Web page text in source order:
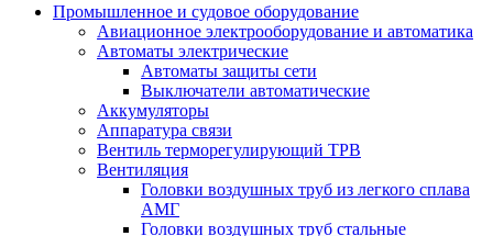
Промышленное и судовое оборудование
Авиационное электрооборудование и автоматика
Автоматы электрические
Автоматы защиты сети
Выключатели автоматические
Аккумуляторы
Аппаратура связи
Вентиль терморегулирующий ТРВ
Вентиляция
Головки воздушных труб из легкого сплава
АМГ
Головки воздушных труб стальные